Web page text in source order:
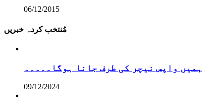
06/12/2015
مُنتخب کردہ خبریں
ہمیں واپس نیچر کی طرف جانا ہوگا۔۔۔۔۔
09/12/2024